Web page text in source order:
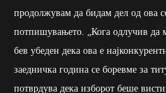
продолжувам да бидам дел од ова
потпишувањето. „Кога одлучив да
бев убеден дека ова е
заедничка година се боревме за
потврдува дека изборот беше